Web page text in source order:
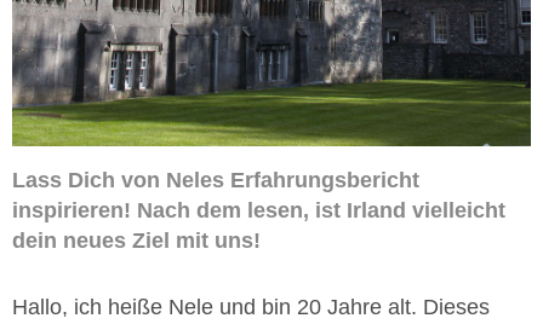
Lass Dich von Neles Erfahrungsbericht
inspirieren! Nach dem lesen, ist Irland vielleicht
dein neues Ziel mit uns!
Hallo, ich heiße Nele und bin 20 Jahre alt. Dieses